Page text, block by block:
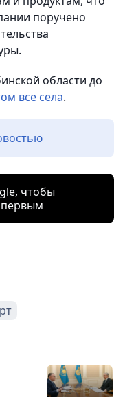
поручено
области до
все села.
чтобы
первым